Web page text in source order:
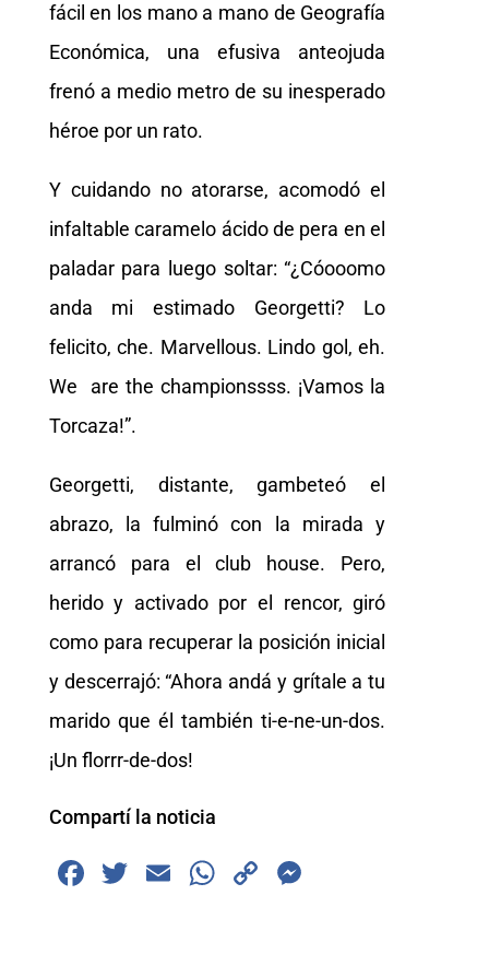
fácil en los mano a mano de Geografía
Económica, una efusiva anteojuda
frenó a medio metro de su inesperado
héroe por un rato.
Y cuidando no atorarse, acomodó el
infaltable caramelo ácido de pera en el
paladar para luego soltar: “¿Cóooomo
anda mi estimado Georgetti? Lo
felicito, che. Marvellous. Lindo gol, eh.
We are the championssss. ¡Vamos la
Torcaza!”.
Georgetti, distante, gambeteó el
abrazo, la fulminó con la mirada y
arrancó para el club house. Pero,
herido y activado por el rencor, giró
como para recuperar la posición inicial
y descerrajó: “Ahora andá y grítale a tu
marido que él también ti-e-ne-un-dos.
¡Un florrr-de-dos!
Compartí la noticia
F
T
E
W
C